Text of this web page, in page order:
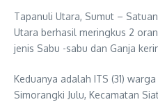
Tapanuli Utara, Sumut –
Utara berhasil meringkus 2
jenis Sabu -sabu dan Ganja
Keduanya adalah ITS (31)
Simorangki Julu, Kecamatan